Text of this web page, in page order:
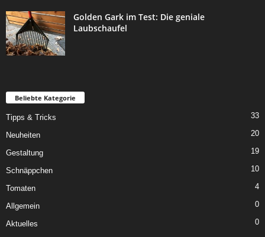
Golden Gark im Test: Die geniale
Laubschaufel
Beliebte Kategorie
Tipps & Tricks 33
Neuheiten 20
Gestaltung 19
Schnäppchen 10
Tomaten 4
Allgemein 0
Aktuelles 0